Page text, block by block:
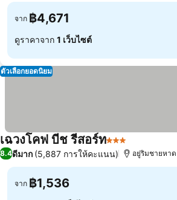
จาก ฿4,671
ดูราคาจาก 1 เว็บไซต์
ตัวเลือกยอดนิยม
เฉวงโคฟ บีช รีสอร์ท3 ดาว
8.4ดีมาก (5,887 การให้คะแนน) อยู่ริมชายหาด
จาก ฿1,536